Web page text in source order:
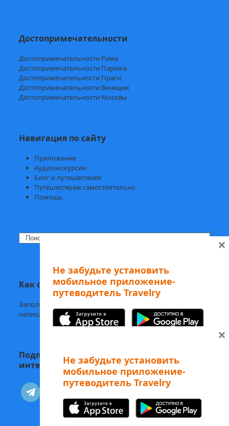
Достопримечательности
Достопримечательности Рима
Достопримечательности Парижа
Достопримечательности Праги
Достопримечательности Венеции
Достопримечательности Москвы
Навигация по сайту
Приложение
Аудиоэкскурсии
Блог о путешествиях
Путешествуем самостоятельно
Помощь
Search
Как с нами связаться
Заполните
напишите нам в Telegramили на welcome@mytravelry.com
Подписывайтесь на Travelry — с нами
интересно и полезно!
telegram vkontakte
Не забудьте установить
мобильное приложение-
путеводитель Travelry
А еще наши аудиоэкскурсии
Изучайте Рим с
×
Не забудьте установить
мобильное приложение-
путеводитель Travelry
×